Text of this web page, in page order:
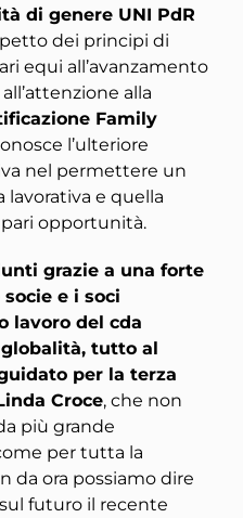
di genere UNI PdR
dei principi di
equi all’avanzamento
alla
Family
l’ulteriore
nel permettere un
lavorativa e quella
opportunità.
grazie a una forte
e i soci
lavoro del cda
tutto al
per la terza
Croce, che non
più grande
per tutta la
da ora possiamo dire
futuro il recente